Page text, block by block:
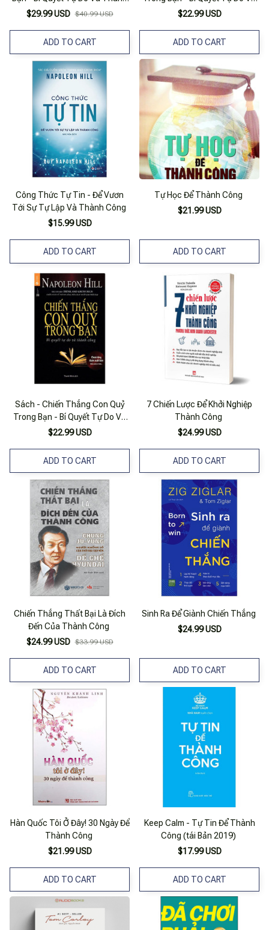
Công (Tái Bản 2025)
$29.99 USD $40.99 USD
ADD TO CART
Thành Công - Napoleon Hill -
$22.99 USD
ADD TO CART
Công Thức Tự Tin - Để Vươn
Tới Sự Tự Lập Và Thành Công
$15.99 USD
ADD TO CART
Tự Học Để Thành Công
$21.99 USD
ADD TO CART
Sách - Chiến Thắng Con Quỷ
Trong Bạn - Bí Quyết Tự Do Và
Thành Công - Napoleon Hill -
$22.99 USD
ADD TO CART
7 Chiến Lược Để Khởi Nghiệp
Thành Công
$24.99 USD
ADD TO CART
Chiến Thắng Thất Bại Là Đích
Đến Của Thành Công
$24.99 USD $33.99 USD
ADD TO CART
Sinh Ra Để Giành Chiến Thắng
$24.99 USD
ADD TO CART
Hàn Quốc Tôi Ở Đây! 30 Ngày Để
Thành Công
$21.99 USD
ADD TO CART
Keep Calm - Tự Tin Để Thành
Công (tái Bản 2019)
$17.99 USD
ADD TO CART